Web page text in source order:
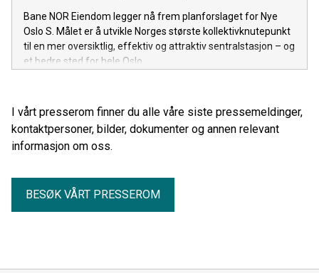
Bane NOR Eiendom legger nå frem planforslaget for Nye
Oslo S. Målet er å utvikle Norges største kollektivknutepunkt
til en mer oversiktlig, effektiv og attraktiv sentralstasjon – og
et bedre sted for hele Oslo.
I vårt presserom finner du alle våre siste pressemeldinger,
kontaktpersoner, bilder, dokumenter og annen relevant
informasjon om oss.
BESØK VÅRT PRESSEROM